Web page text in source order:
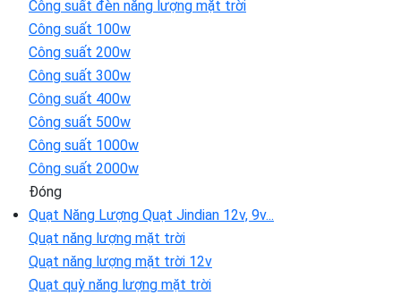
Công suất đèn năng lượng mặt trời
Công suất 100w
Công suất 200w
Công suất 300w
Công suất 400w
Công suất 500w
Công suất 1000w
Công suất 2000w
Đóng
Quạt Năng Lượng Quạt Jindian 12v, 9v...
Quạt năng lượng mặt trời
Quạt năng lượng mặt trời 12v
Quạt quỳ năng lượng mặt trời